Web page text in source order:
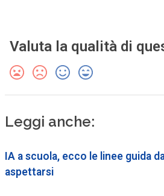
Valuta la qualità di
Leggi anche:
IA a scuola, ecco le linee guida
aspettarsi